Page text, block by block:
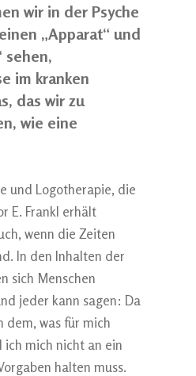
wir in der Psyche
„Apparat“ und
sehen,
im kranken
das wir zu
wie eine
und Logotherapie, die
E. Frankl erhält
wenn die Zeiten
In den Inhalten der
sich Menschen
jeder kann sagen: Da
dem, was für mich
ich mich nicht an ein
halten muss.